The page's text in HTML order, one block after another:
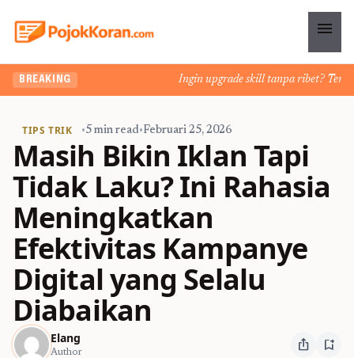
menu
BREAKING Ingin upgrade skill tanpa ribet?
TIPS TRIK •5 min read•Februari 25, 2026
Masih Bikin Iklan Tapi
Tidak Laku? Ini Rahasia
Meningkatkan
Efektivitas Kampanye
Digital yang Selalu
Diabaikan
Elang
Author ios_share bookmark_add